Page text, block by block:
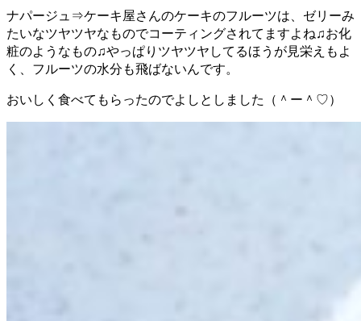
ナパージュ⇒ケーキ屋さんのケーキのフルーツは、ゼリーみ
たいなツヤツヤなものでコーティングされてますよね♫お化
粧のようなもの♫やっぱりツヤツヤしてるほうが見栄えもよ
く、フルーツの水分も飛ばないんです。
おいしく食べてもらったのでよしとしました（＾ー＾♡）